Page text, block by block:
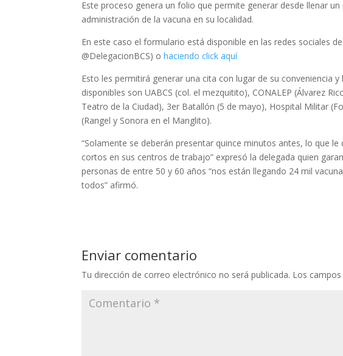
Este proceso genera un folio que permite generar desde llenar
administración de la vacuna en su localidad.
En este caso el formulario está disponible en las redes sociales
@DelegacionBCS) ohaciendo click aquí
Esto les permitirá generar una cita con lugar de su conveniencia
disponibles son UABCS (col. el mezquitito), CONALEP (Álvarez
Teatro de la Ciudad), 3er Batallón (5 de mayo), Hospital Militar
(Rangel y Sonora en el Manglito).
“Solamente se deberán presentar quince minutos antes, lo que
cortos en sus centros de trabajo” expresó la delegada quien
personas de entre 50 y 60 años “nos están llegando 24 mil
todos” afirmó.
Enviar comentario
Tu dirección de correo electrónico no será publicada. Los